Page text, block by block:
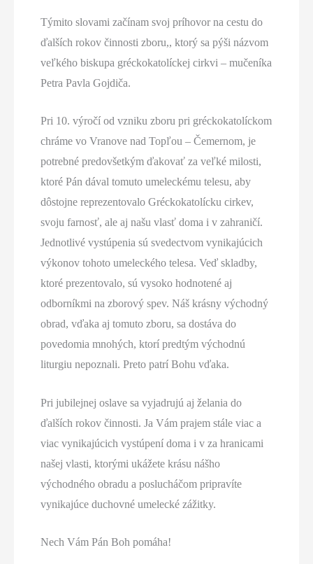
Týmito slovami začínam svoj príhovor na cestu do
ďalších rokov činnosti zboru,, ktorý sa pýši názvom
veľkého biskupa gréckokatolíckej cirkvi – mučeníka
Petra Pavla Gojdiča.
Pri 10. výročí od vzniku zboru pri gréckokatolíckom
chráme vo Vranove nad Topľou – Čemernom, je
potrebné predovšetkým ďakovať za veľké milosti,
ktoré Pán dával tomuto umeleckému telesu, aby
dôstojne reprezentovalo Gréckokatolícku cirkev,
svoju farnosť, ale aj našu vlasť doma i v zahraničí.
Jednotlivé vystúpenia sú svedectvom vynikajúcich
výkonov tohoto umeleckého telesa. Veď skladby,
ktoré prezentovalo, sú vysoko hodnotené aj
odborníkmi na zborový spev. Náš krásny východný
obrad, vďaka aj tomuto zboru, sa dostáva do
povedomia mnohých, ktorí predtým východnú
liturgiu nepoznali. Preto patrí Bohu vďaka.
Pri jubilejnej oslave sa vyjadrujú aj želania do
ďalších rokov činnosti. Ja Vám prajem stále viac a
viac vynikajúcich vystúpení doma i v za hranicami
našej vlasti, ktorými ukážete krásu nášho
východného obradu a poslucháčom pripravíte
vynikajúce duchovné umelecké zážitky.
Nech Vám Pán Boh pomáha!